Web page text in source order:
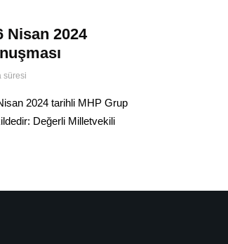
Nisan 2024
süresi
2024 tarihli MHP Grup
Değerli Milletvekili